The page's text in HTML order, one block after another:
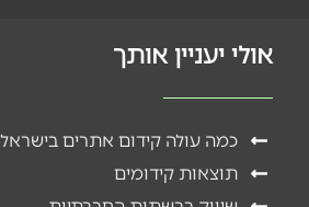
אולי יעניין אותך
כמה עולה קידום אתרים בישראל
תוצאות קידומים